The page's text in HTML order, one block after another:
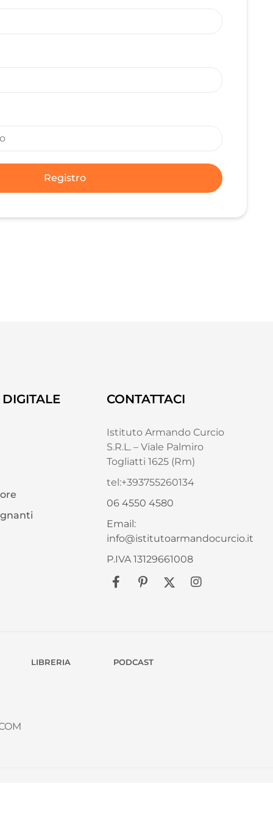
Registro
CONTATTACI
Istituto Armando Curcio
S.R.L. – Viale Palmiro
Togliatti 1625 (Rm)
tel:+393755260134
06 4550 4580
Email:
info@istitutoarmandocurcio.it
P.IVA 13129661008
LIBRERIA PODCAST